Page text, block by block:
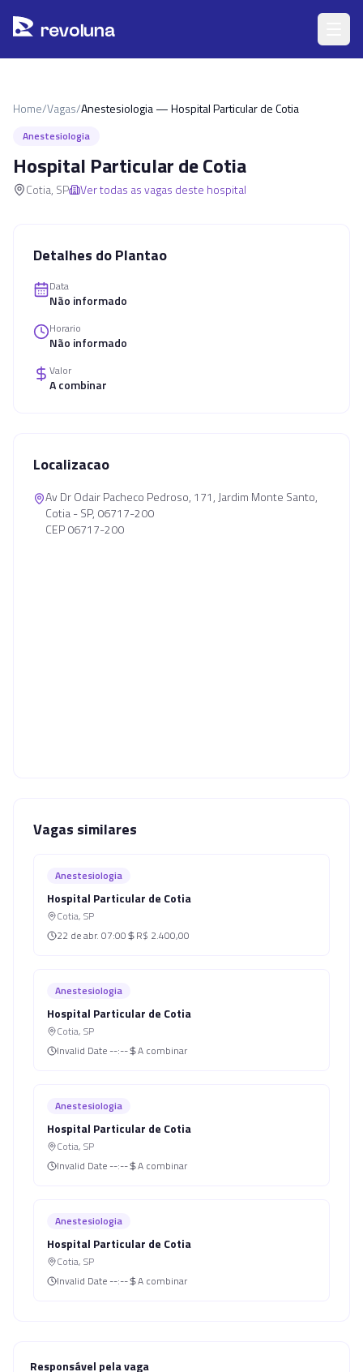
revoluna
Home/Vagas/Anestesiologia — Hospital Particular de Cotia
Anestesiologia
Hospital Particular de Cotia
Cotia, SP Ver todas as vagas deste hospital
Detalhes do Plantao
Data
Não informado
Horario
Não informado
Valor
A combinar
Localizacao
Av Dr Odair Pacheco Pedroso, 171, Jardim Monte Santo,
Cotia - SP, 06717-200
CEP 06717-200
Vagas similares
Anestesiologia
Hospital Particular de Cotia
Cotia, SP
22 de abr. 07:00 R$ 2.400,00
Anestesiologia
Hospital Particular de Cotia
Cotia, SP
Invalid Date --:-- A combinar
Anestesiologia
Hospital Particular de Cotia
Cotia, SP
Invalid Date --:-- A combinar
Anestesiologia
Hospital Particular de Cotia
Cotia, SP
Invalid Date --:-- A combinar
Responsável pela vaga